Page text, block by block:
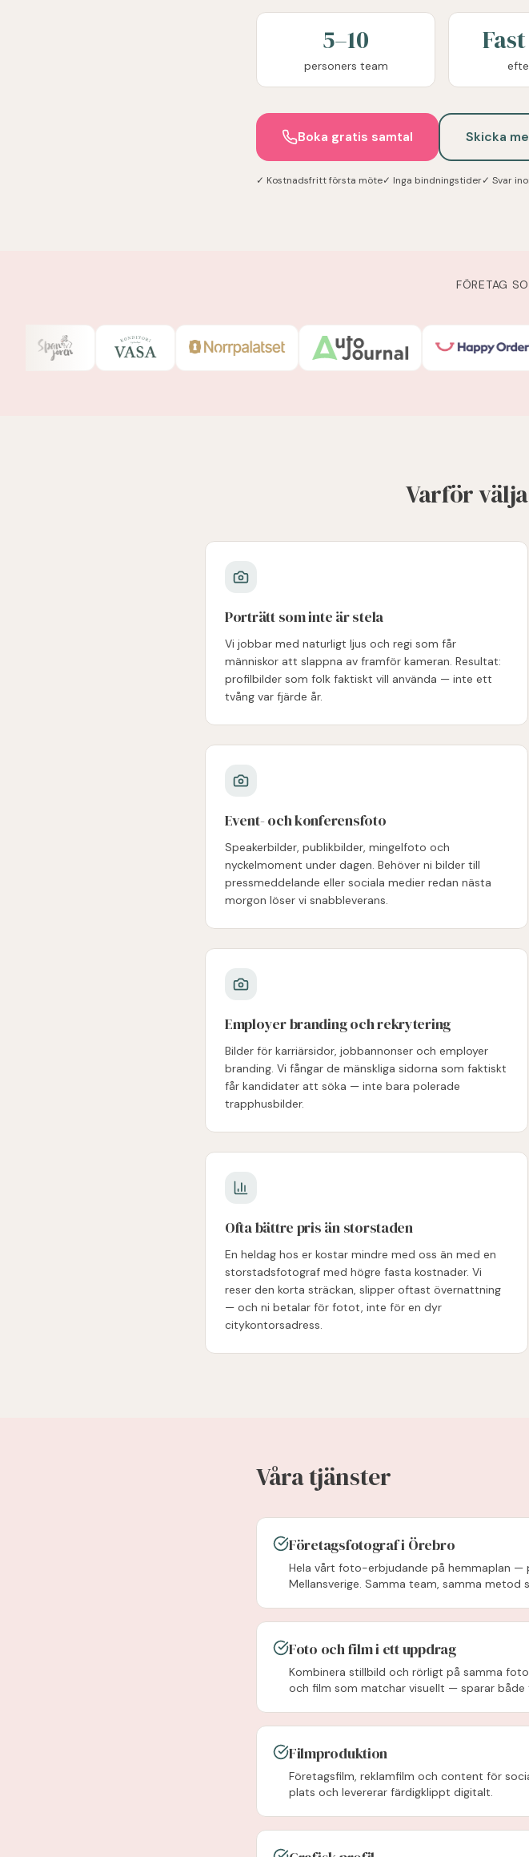
5–10
personers team
Boka gratis samtal Skicka
✓ Kostnadsfritt första möte✓ Inga bindningstider✓ Svar
FÖRETAG
Varför
Porträtt som inte är stela
Vi jobbar med naturligt ljus och regi som får
människor att slappna av framför kameran. Resultat:
profilbilder som folk faktiskt vill använda — inte ett
tvång var fjärde år.
Event- och konferensfoto
Speakerbilder, publikbilder, mingelfoto och
nyckelmoment under dagen. Behöver ni bilder till
pressmeddelande eller sociala medier redan nästa
morgon löser vi snabbleverans.
Employer branding och rekrytering
Bilder för karriärsidor, jobbannonser och employer
branding. Vi fångar de mänskliga sidorna som faktiskt
får kandidater att söka — inte bara polerade
trapphusbilder.
Ofta bättre pris än storstaden
En heldag hos er kostar mindre med oss än med en
storstadsfotograf med högre fasta kostnader. Vi
reser den korta sträckan, slipper oftast övernattning
— och ni betalar för fotot, inte för en dyr
citykontorsadress.
Våra tjänster
Företagsfotograf i Örebro
Hela vårt foto-erbjudande på hemmaplan
Mellansverige. Samma team, samma metod
Foto och film i ett uppdrag
Kombinera stillbild och rörligt på samma
och film som matchar visuellt — sparar både
Filmproduktion
Företagsfilm, reklamfilm och content för
plats och levererar färdigklippt digitalt.